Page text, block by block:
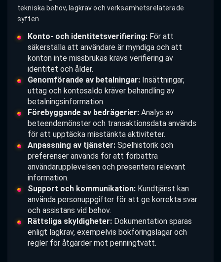
tekniska behov, lagkrav och verksamhetsrelaterade
syften.
Konto- och identitetsverifiering:För att
säkerställa att användare är myndiga och att
konton inte missbrukas krävs verifiering av
identitet och ålder.
Genomförande av betalningar:Insättningar,
uttag och kontosaldo kräver behandling av
betalningsinformation.
Förebyggande av bedrägerier:Analys av
beteendemönster och transaktionsdata används
för att upptäcka misstänkta aktiviteter.
Anpassning av tjänster:Spelhistorik och
preferenser används för att förbättra
användarupplevelsen och presentera relevant
information.
Support och kommunikation:Kundtjänst kan
använda personuppgifter för att ge korrekta svar
och assistans vid behov.
Rättsliga skyldigheter:Dokumentation sparas
enligt lagkrav, exempelvis bokföringslagar och
regler för åtgärder mot penningtvätt.